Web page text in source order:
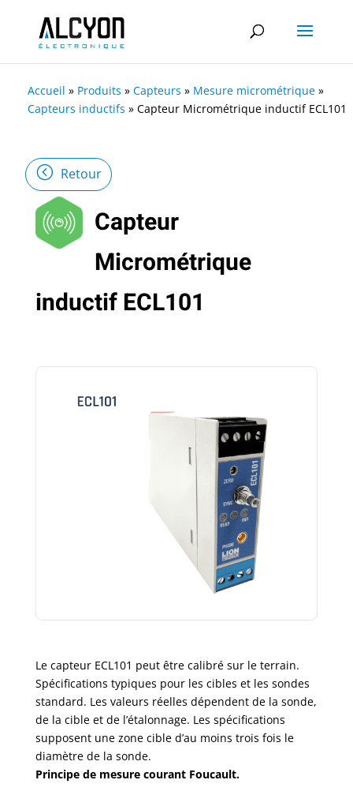
Accueil » Produits » Capteurs » Mesure micrométrique »
Capteurs inductifs » Capteur Micrométrique inductif ECL101
Retour
Capteur
Micrométrique
inductif ECL101
Le capteur ECL101 peut être calibré sur le terrain.
Spécifications typiques pour les cibles et les sondes
standard. Les valeurs réelles dépendent de la sonde,
de la cible et de l’étalonnage. Les spécifications
supposent une zone cible d’au moins trois fois le
diamètre de la sonde.
Principe de mesure courant Foucault.